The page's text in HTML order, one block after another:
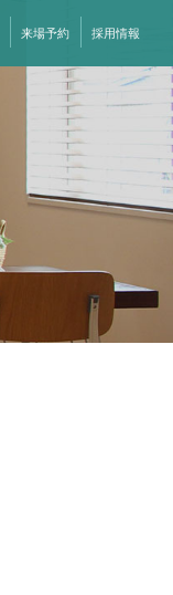
来場予約 採用情報